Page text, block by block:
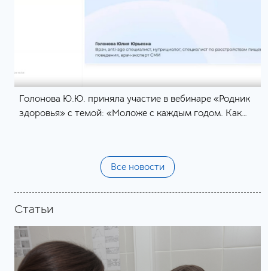
Голонова Ю.Ю. приняла участие в вебинаре «Родник
здоровья» с темой: «Моложе с каждым годом. Как
Все новости
Статьи